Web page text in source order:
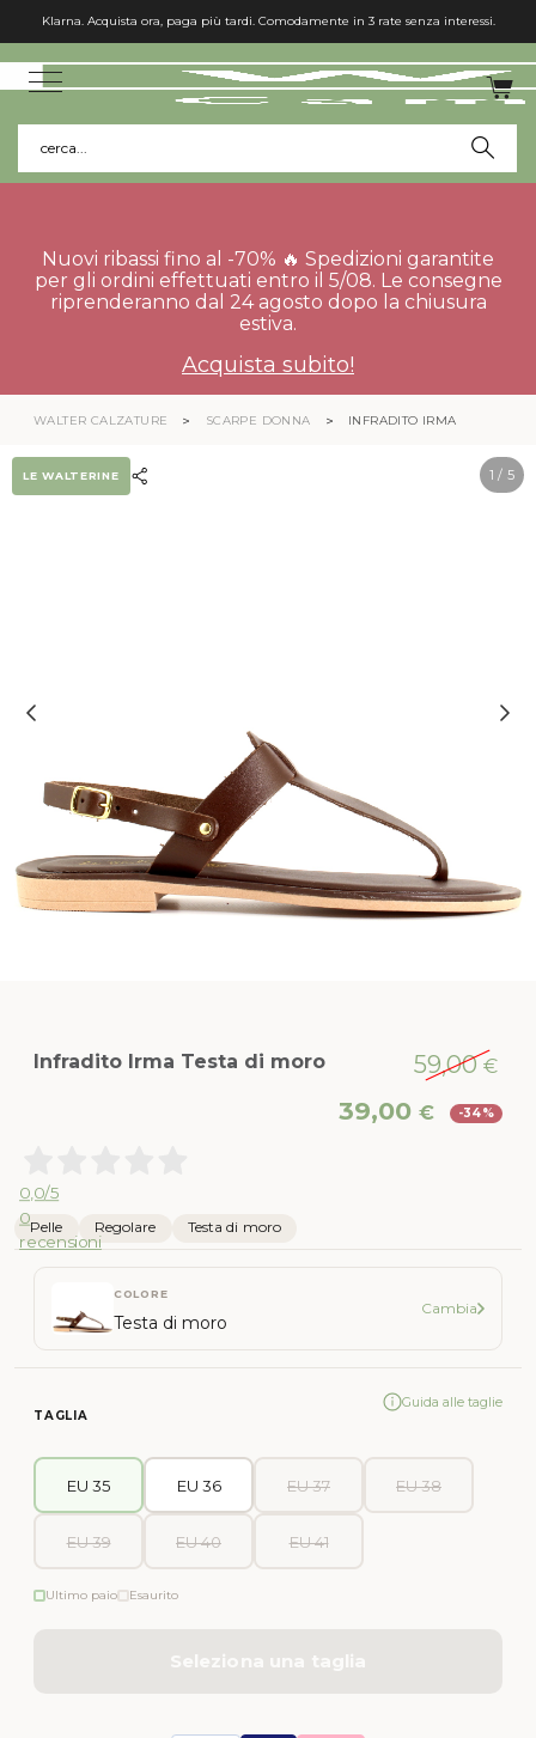
Klarna. Acquista ora, paga più tardi. Comodamente in 3 rate senza interessi.
cerca...
Nuovi ribassi fino al -70% 🔥 Spedizioni garantite
per gli ordini effettuati entro il 5/08. Le consegne
riprenderanno dal 24 agosto dopo la chiusura
estiva.
Acquista subito!
WALTER CALZATURE SCARPE DONNA INFRADITO IRMA
1 / 5
LE WALTERINE
Infradito Irma Testa di moro 59,00€
prezzo
39,00 € -34%
0,0/5
0
recensioni
Pelle Regolare Testa di moro
COLORE
Testa di moro
Cambia
TAGLIA
Guida alle taglie
EU 35 EU 36 EU 37 EU 38
EU 39 EU 40 EU 41
Ultimo paio Esaurito
Seleziona una taglia